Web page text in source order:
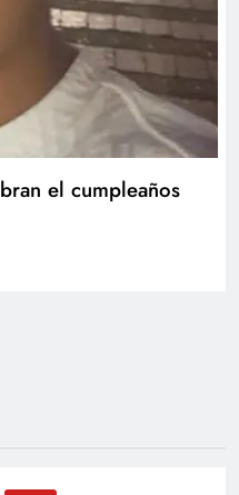
el cumpleaños